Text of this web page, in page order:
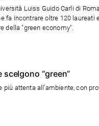
Luiss Guido Carli di
fa incontrare oltre 120 laureati
della "green economy".
scelgono “green”
più attenta all’ambiente, con